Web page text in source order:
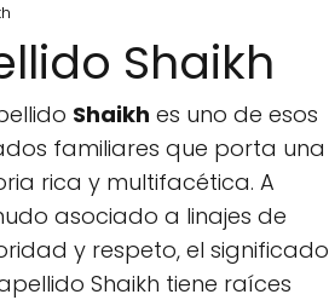
Shaikh
Shaikh es uno de esos
familiares que porta una
rica y multifacética. A
asociado a linajes de
y respeto, el significado
Shaikh tiene raíces